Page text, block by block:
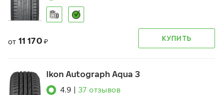
от 11 170 ₽ КУПИТЬ
Ikon Autograph Aqua 3
4.9 37 отзывов